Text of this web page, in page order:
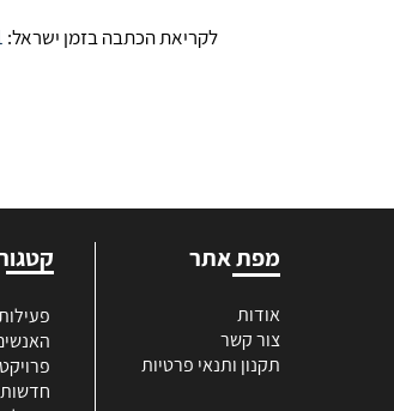
לקריאת הכתבה בזמן ישראל:
מפת אתר
אודות
צור קשר
תקנון ותנאי פרטיות
חדשות